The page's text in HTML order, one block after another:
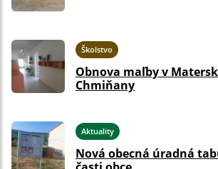
Školstvo
Obnova maľby v
Chmiňany
Aktuality
Nová obecná úradná